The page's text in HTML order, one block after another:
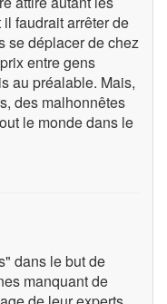
faudrait arrêter de
se déplacer de chez
entre gens
au préalable. Mais,
des malhonnêtes
le monde dans le
dans le but de
manquant de